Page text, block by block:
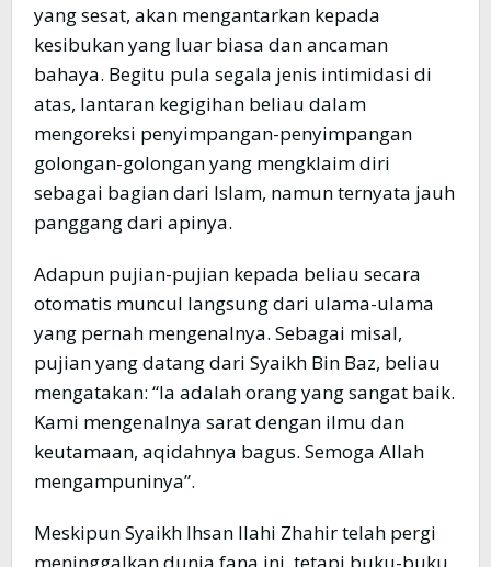
yang sesat, akan mengantarkan kepada
kesibukan yang luar biasa dan ancaman
bahaya. Begitu pula segala jenis intimidasi di
atas, lantaran kegigihan beliau dalam
mengoreksi penyimpangan-penyimpangan
golongan-golongan yang mengklaim diri
sebagai bagian dari Islam, namun ternyata jauh
panggang dari apinya.
Adapun pujian-pujian kepada beliau secara
otomatis muncul langsung dari ulama-ulama
yang pernah mengenalnya. Sebagai misal,
pujian yang datang dari Syaikh Bin Baz, beliau
mengatakan: “Ia adalah orang yang sangat baik.
Kami mengenalnya sarat dengan ilmu dan
keutamaan, aqidahnya bagus. Semoga Allah
mengampuninya”.
Meskipun Syaikh Ihsan Ilahi Zhahir telah pergi